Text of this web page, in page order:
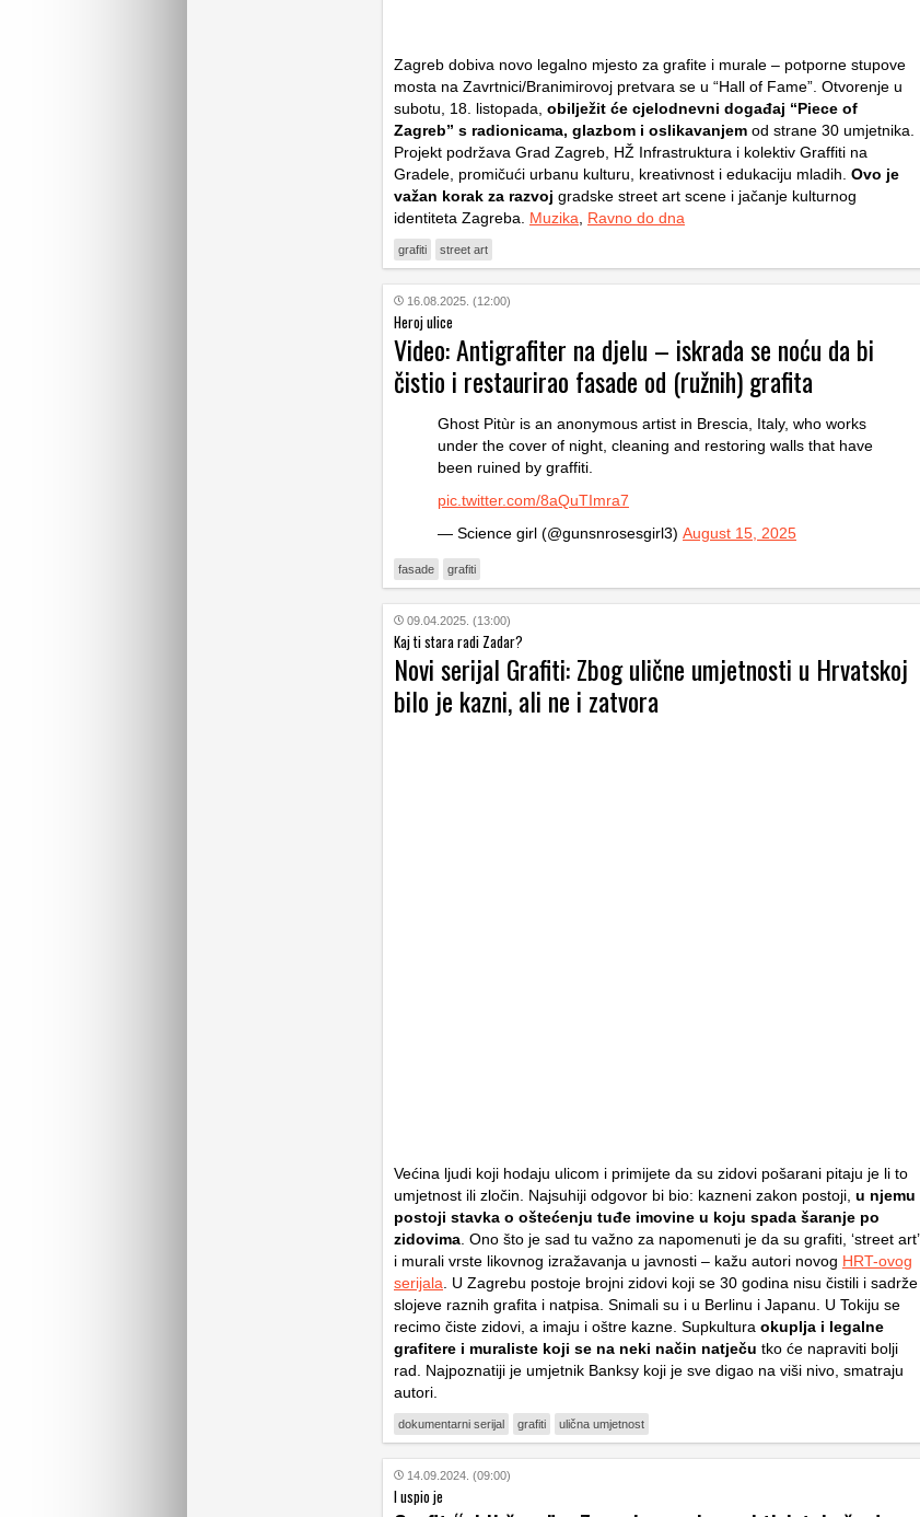
Zagreb dobiva novo legalno mjesto za grafite i murale – potporne stupove
mosta na Zavrtnici/Branimirovoj pretvara se u “Hall of Fame”. Otvorenje u
subotu, 18. listopada, obilježit će cjelodnevni događaj “Piece of
Zagreb” s radionicama, glazbom i oslikavanjem od strane 30 umjetnika.
Projekt podržava Grad Zagreb, HŽ Infrastruktura i kolektiv Graffiti na
Gradele, promičući urbanu kulturu, kreativnost i edukaciju mladih. Ovo je
važan korak za razvoj gradske street art scene i jačanje kulturnog
identiteta Zagreba. Muzika, Ravno do dna
grafiti street art
16.08.2025. (12:00)
Heroj ulice
Video: Antigrafiter na djelu – iskrada se noću da bi
čistio i restaurirao fasade od (ružnih) grafita
Ghost Pitùr is an anonymous artist in Brescia, Italy, who works
under the cover of night, cleaning and restoring walls that have
been ruined by graffiti.
pic.twitter.com/8aQuTImra7
— Science girl (@gunsnrosesgirl3) August 15, 2025
fasade grafiti
09.04.2025. (13:00)
Kaj ti stara radi Zadar?
Novi serijal Grafiti: Zbog ulične umjetnosti u Hrvatskoj
bilo je kazni, ali ne i zatvora
Većina ljudi koji hodaju ulicom i primijete da su zidovi pošarani pitaju je li to
umjetnost ili zločin. Najsuhiji odgovor bi bio: kazneni zakon postoji, u njemu
postoji stavka o oštećenju tuđe imovine u koju spada šaranje po
zidovima. Ono što je sad tu važno za napomenuti je da su grafiti, ‘street art’
i murali vrste likovnog izražavanja u javnosti – kažu autori novog HRT-ovog
serijala. U Zagrebu postoje brojni zidovi koji se 30 godina nisu čistili i sadrže
slojeve raznih grafita i natpisa. Snimali su i u Berlinu i Japanu. U Tokiju se
recimo čiste zidovi, a imaju i oštre kazne. Supkultura okuplja i legalne
grafitere i muraliste koji se na neki način natječu tko će napraviti bolji
rad. Najpoznatiji je umjetnik Banksy koji je sve digao na viši nivo, smatraju
autori.
dokumentarni serijal grafiti ulična umjetnost
14.09.2024. (09:00)
I uspio je